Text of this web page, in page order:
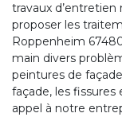
travaux d’entretien
proposer les
Roppenheim
main divers
peintures de
façade, les
appel à notre